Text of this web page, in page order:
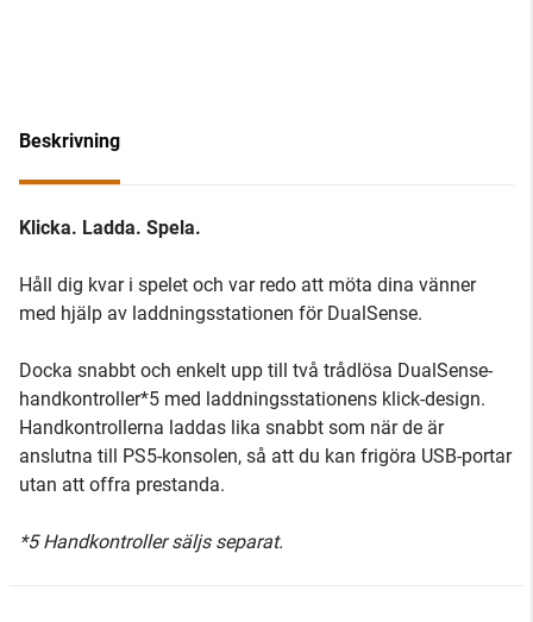
Beskrivning
Klicka. Ladda. Spela.
Håll dig kvar i spelet och var redo att möta dina vänner
med hjälp av laddningsstationen för DualSense.
Docka snabbt och enkelt upp till två trådlösa DualSense-
handkontroller*5 med laddningsstationens klick-design.
Handkontrollerna laddas lika snabbt som när de är
anslutna till PS5-konsolen, så att du kan frigöra USB-portar
utan att offra prestanda.
*5 Handkontroller säljs separat.